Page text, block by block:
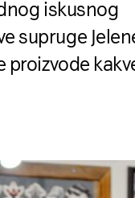
iskusnog
supruge
proizvode